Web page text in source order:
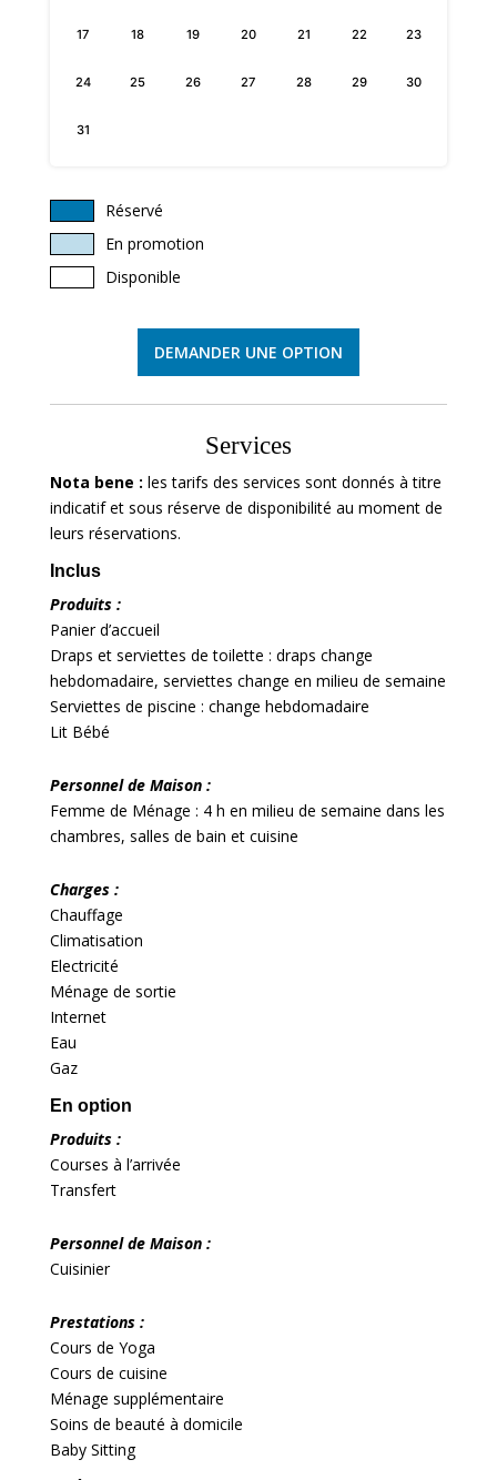
17 18 19 20 21 22 23
24 25 26 27 28 29 30
31
Réservé
En promotion
Disponible
DEMANDER UNE OPTION
Services
Nota bene : les tarifs des services sont donnés à titre
indicatif et sous réserve de disponibilité au moment de
leurs réservations.
Inclus
Produits :
Panier d’accueil
Draps et serviettes de toilette : draps change
hebdomadaire, serviettes change en milieu de semaine
Serviettes de piscine : change hebdomadaire
Lit Bébé
Personnel de Maison :
Femme de Ménage : 4 h en milieu de semaine dans les
chambres, salles de bain et cuisine
Charges :
Chauffage
Climatisation
Electricité
Ménage de sortie
Internet
Eau
Gaz
En option
Produits :
Courses à l’arrivée
Transfert
Personnel de Maison :
Cuisinier
Prestations :
Cours de Yoga
Cours de cuisine
Ménage supplémentaire
Soins de beauté à domicile
Baby Sitting